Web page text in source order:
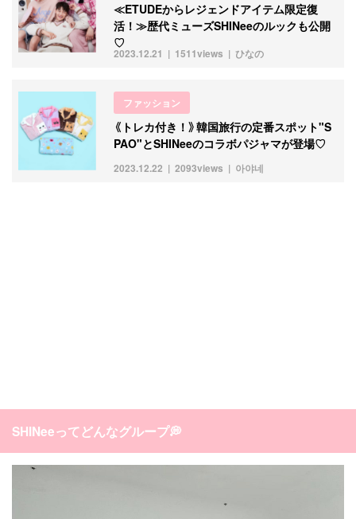
2023.12.21 ひなの
1511views
≪ETUDEからレジェンドアイテム限定復
活！≫歴代ミューズSHINeeのルックも公開
♡
ファッション
2023.12.22 아야네
2093views
《トレカ付き！》韓国旅行の定番スポット"S
PAO"とSHINeeのコラボパジャマが登場♡
SHINeeってどんなグループ💭